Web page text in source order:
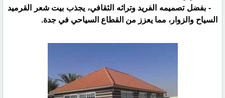
- بفضل تصميمه الفريد وتراثه الثقافي، يجذب بيت شعر القرميد
السياح والزوار، مما يعزز من القطاع السياحي في جدة.